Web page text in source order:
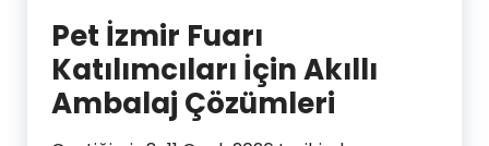
Pet İzmir Fuarı
Katılımcıları İçin Akıllı
Ambalaj Çözümleri